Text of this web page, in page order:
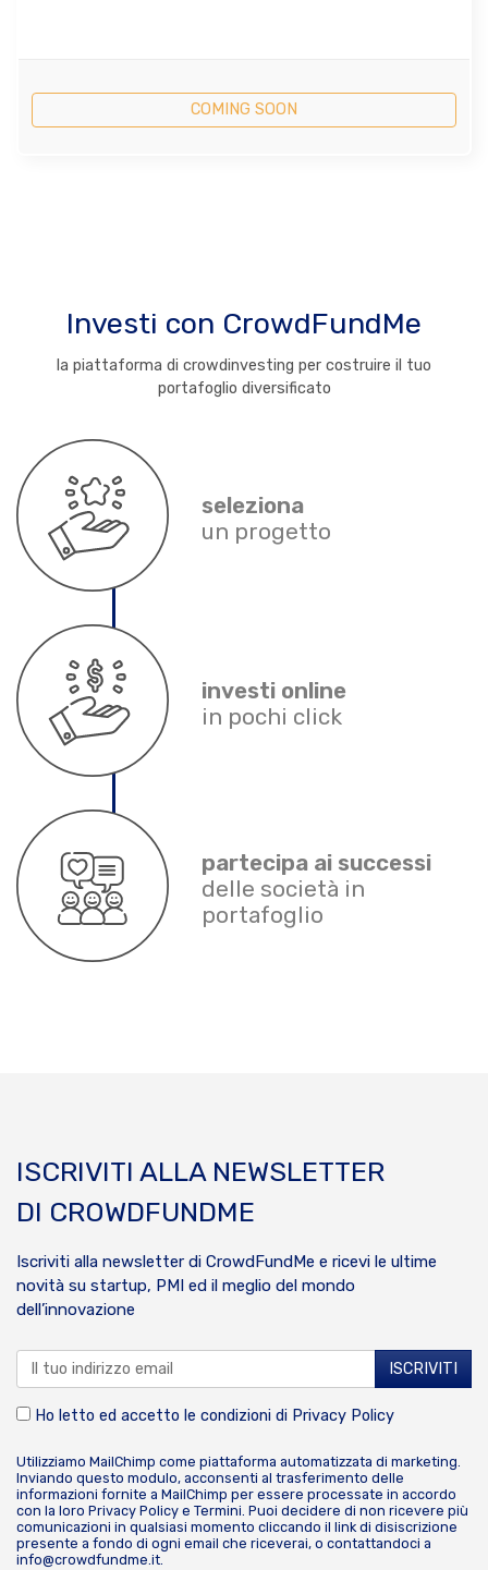
COMING SOON
Investi con CrowdFundMe
la piattaforma di crowdinvesting per costruire il tuo
portafoglio diversificato
seleziona
un progetto
investi online
in pochi click
partecipa ai successi
delle società in
portafoglio
ISCRIVITI ALLA NEWSLETTER
DI CROWDFUNDME
Iscriviti alla newsletter di CrowdFundMe e ricevi le ultime
novità su startup, PMI ed il meglio del mondo
dell’innovazione
Ho letto ed accetto le condizioni di Privacy Policy
Utilizziamo MailChimp come piattaforma automatizzata di marketing.
Inviando questo modulo, acconsenti al trasferimento delle
informazioni fornite a MailChimp per essere processate in accordo
con la loro Privacy Policy e Termini. Puoi decidere di non ricevere più
comunicazioni in qualsiasi momento cliccando il link di disiscrizione
presente a fondo di ogni email che riceverai, o contattandoci a
info@crowdfundme.it.